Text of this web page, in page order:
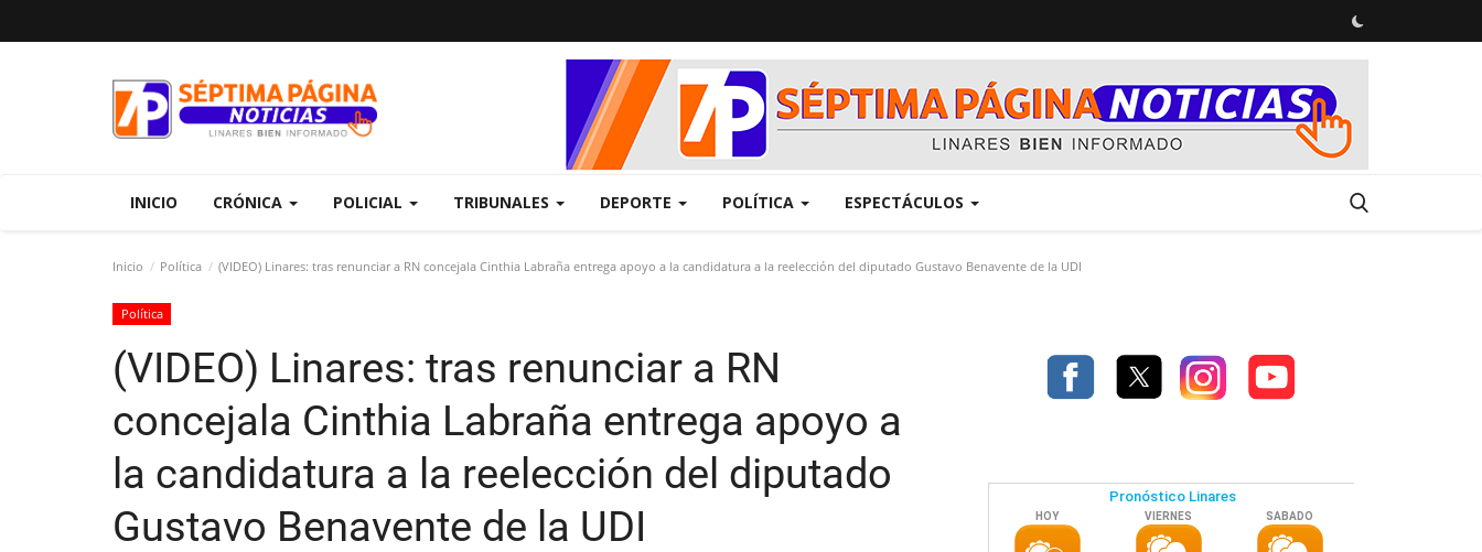
INICIO CRÓNICA POLICIAL TRIBUNALES DEPORTE POLÍTICA ESPECTÁCULOS
Inicio Política (VIDEO) Linares: tras renunciar a RN concejala Cinthia Labraña entrega apoyo a la candidatura a la reelección del diputado Gustavo Benavente de la UDI
Política
(VIDEO) Linares: tras renunciar a RN
concejala Cinthia Labraña entrega apoyo a
la candidatura a la reelección del diputado
Gustavo Benavente de la UDI